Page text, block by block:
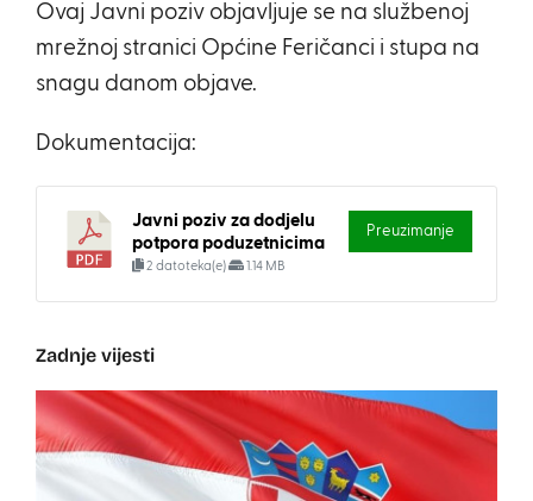
Ovaj Javni poziv objavljuje se na službenoj
mrežnoj stranici Općine Feričanci i stupa na
snagu danom objave.
Dokumentacija:
Javni poziv za dodjelu
potpora poduzetnicima
2 datoteka(e) 1.14 MB
Preuzimanje
Zadnje vijesti